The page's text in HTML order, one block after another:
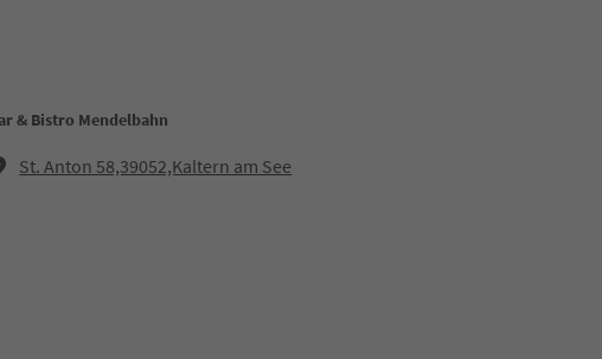
& Bistro Mendelbahn
St. Anton 58,39052,Kaltern am See